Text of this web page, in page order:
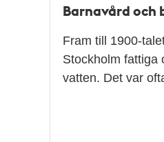
Barnavård och
Fram till 1900-
Stockholm fattiga
vatten. Det var